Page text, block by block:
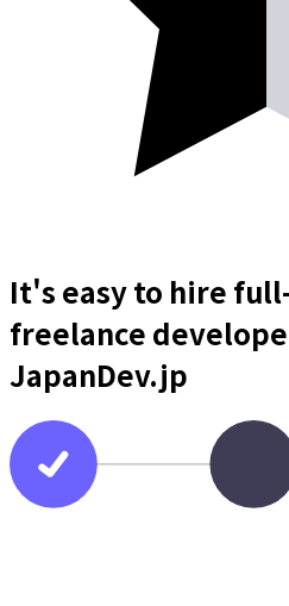
It's easy to hire
freelance
JapanDev.jp